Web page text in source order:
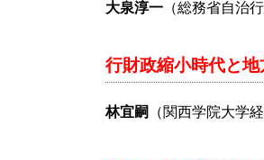
大泉淳一 （総務省自治
行財政縮小時代と
林宜嗣 （関西学院大学